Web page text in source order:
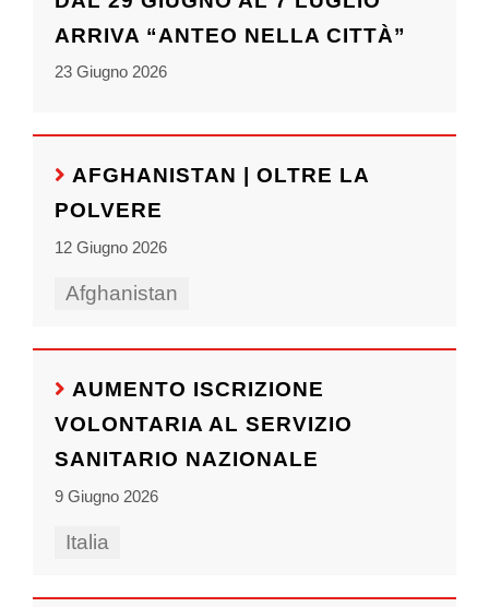
ARRIVA “ANTEO NELLA CITTÀ”
23 Giugno 2026
AFGHANISTAN | OLTRE LA
POLVERE
12 Giugno 2026
Afghanistan
AUMENTO ISCRIZIONE
VOLONTARIA AL SERVIZIO
SANITARIO NAZIONALE
9 Giugno 2026
Italia